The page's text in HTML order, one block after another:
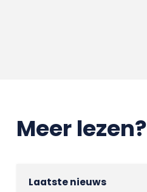
Meer lezen?
Laatste nieuws